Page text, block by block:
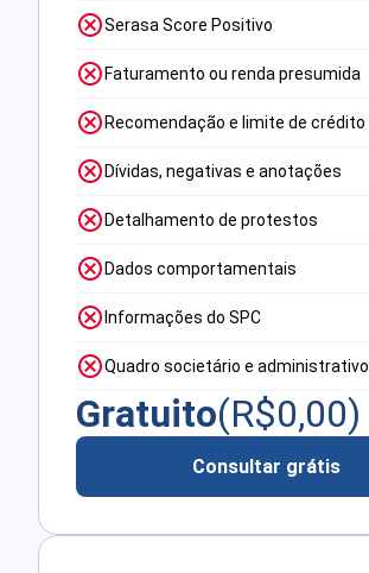
Serasa Score Positivo
Faturamento ou renda presumida
Recomendação e limite de crédito
Dívidas, negativas e anotações
Detalhamento de protestos
Dados comportamentais
Informações do SPC
Quadro societário e administrativo
Gratuito(R$0,00)
Consultar grátis